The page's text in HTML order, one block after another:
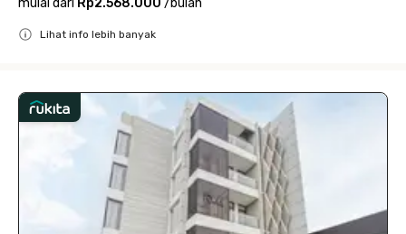
Lihat info lebih banyak